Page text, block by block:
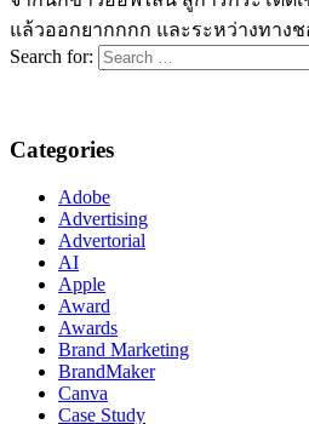
แล้วออกยากกกก และระหว่างทาง
Search for:
Categories
Adobe
Advertising
Advertorial
AI
Apple
Award
Awards
Brand Marketing
BrandMaker
Canva
Case Study